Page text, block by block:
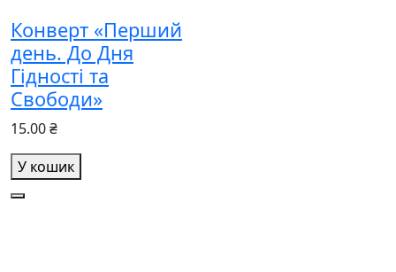
Конверт «Перший
день. До Дня
Гідності та
Свободи»
15.00 ₴
У кошик